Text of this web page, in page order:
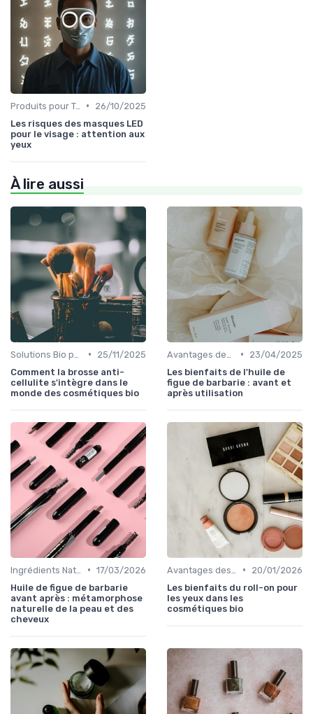
Produits pour Types de Peau •
26/10/2025
Les risques des masques LED
pour le visage : attention aux
yeux
À lire aussi
•
25/11/2025
Comment la brosse anti-
cellulite s'intègre dans le
monde des cosmétiques bio
•
23/04/2025
Les bienfaits de l'huile de
figue de barbarie : avant et
après utilisation
• 17/03/2026
Huile de figue de barbarie
avant après : métamorphose
naturelle de la peau et des
cheveux
•
20/01/2026
Les bienfaits du roll-on pour
les yeux dans les
cosmétiques bio